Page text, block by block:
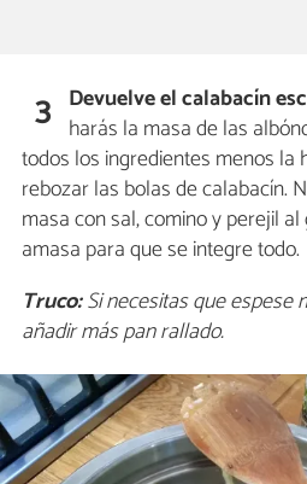
3 Devuelve el calabacín
harás la masa de las
todos los ingredientes menos la
rebozar las bolas de calabacín.
masa con sal, comino y perejil
amasa para que se integre todo.
Truco:Si necesitas que espese
añadir más pan rallado.